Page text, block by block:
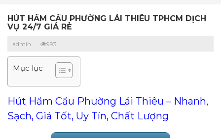
HÚT HẦM CẦU PHƯỜNG LÁI THIÊU TPHCM DỊCH
VỤ 24/7 GIÁ RẺ
admin 993
Mục lục
Hút Hầm Cầu Phường Lái Thiêu – Nhanh,
Sạch, Giá Tốt, Uy Tín, Chất Lượng